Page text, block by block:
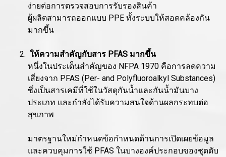
ง่ายต่อการตรวจสอบการรับรองสินค้า
ผู้ผลิตสามารถออกแบบ PPE ทั้งระบบให้สอดคล้องกัน
มากขึ้น
ให้ความสำคัญกับสาร PFAS มากขึ้น
หนึ่งในประเด็นสำคัญของ NFPA 1970 คือการลดความ
เสี่ยงจาก PFAS (Per- and Polyfluoroalkyl Substances)
ซึ่งเป็นสารเคมีที่ใช้ในวัสดุกันน้ำและกันน้ำมันบาง
ประเภท และกำลังได้รับความสนใจด้านผลกระทบต่อ
สุขภาพ
มาตรฐานใหม่กำหนดข้อกำหนดด้านการเปิดเผยข้อมูล
และควบคุมการใช้ PFAS ในบางองค์ประกอบของชุดดับ